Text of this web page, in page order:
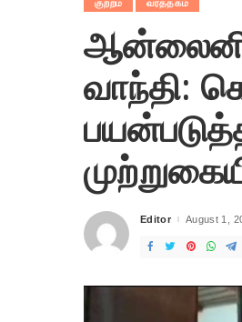
குற்றம் வர்த்தகம்
வாந்தி:
Posted
Editor August 1,